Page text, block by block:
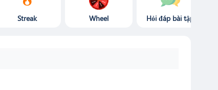
Streak Wheel Hỏi đáp bài tập